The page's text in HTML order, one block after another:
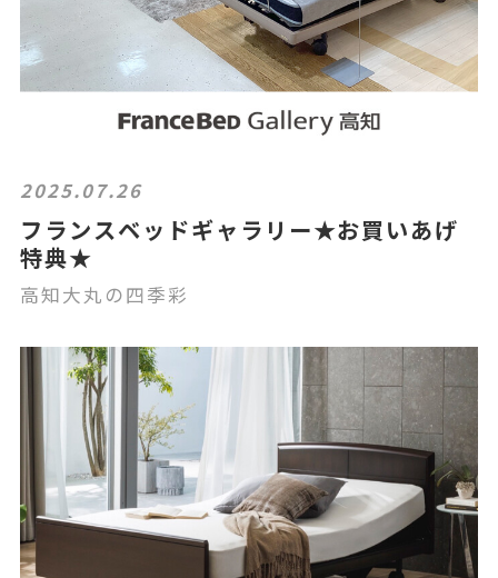
2025.07.26
フランスベッドギャラリー★お買いあげ
特典★
高知大丸の四季彩